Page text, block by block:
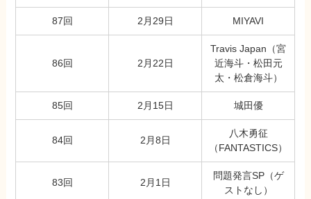
87回 2月29日 MIYAVI
86回 2月22日
Travis Japan（宮
近海斗・松田元
太・松倉海斗）
85回 2月15日 城田優
84回 2月8日
八木勇征
（FANTASTICS）
83回 2月1日
問題発言SP（ゲ
ストなし）